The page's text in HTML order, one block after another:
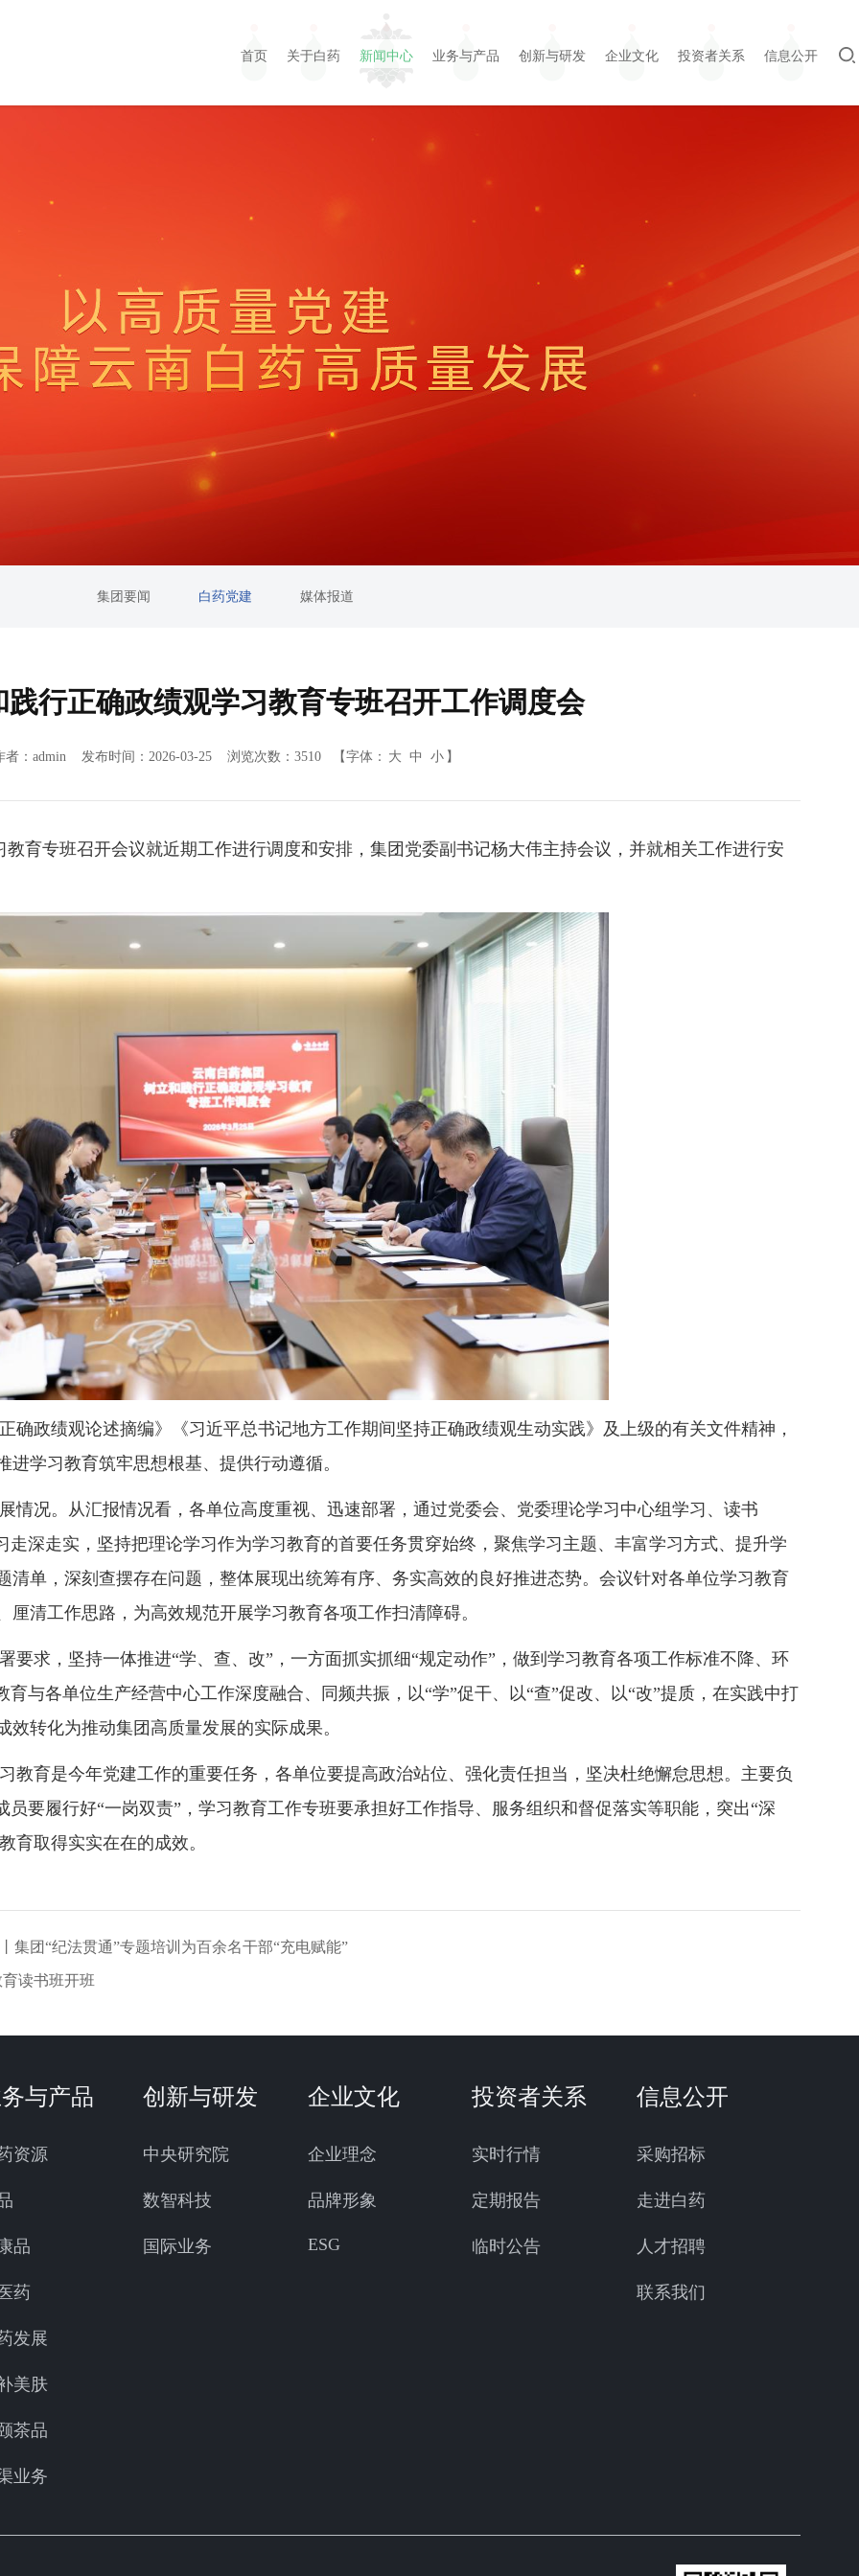
首页 关于白药 新闻中心 业务与产品 创新与研发 企业文化 投资者关系 信息公开
集团要闻 白药党建 媒体报道
践行正确政绩观学习教育专班召开工作调度会
者：admin 发布时间：2026-03-25 浏览次数：3510 【字体： 大 中 小 】
专班召开会议就近期工作进行调度和安排，集团党委副书记杨大伟主持会议，并就相关工作进行安
确政绩观论述摘编》《习近平总书记地方工作期间坚持正确政绩观生动实践》及上级的有关文件精神，
学习教育筑牢思想根基、提供行动遵循。
情况。从汇报情况看，各单位高度重视、迅速部署，通过党委会、党委理论学习中心组学习、读书
走深走实，坚持把理论学习作为学习教育的首要任务贯穿始终，聚焦学习主题、丰富学习方式、提升学
清单，深刻查摆存在问题，整体展现出统筹有序、务实高效的良好推进态势。会议针对各单位学习教育
清工作思路，为高效规范开展学习教育各项工作扫清障碍。
要求，坚持一体推进“学、查、改”，一方面抓实抓细“规定动作”，做到学习教育各项工作标准不降、环
与各单位生产经营中心工作深度融合、同频共振，以“学”促干、以“查”促改、以“改”提质，在实践中打
转化为推动集团高质量发展的实际成果。
教育是今年党建工作的重要任务，各单位要提高政治站位、强化责任担当，坚决杜绝懈怠思想。主要负
要履行好“一岗双责”，学习教育工作专班要承担好工作指导、服务组织和督促落实等职能，突出“深
育取得实实在在的成效。
集团“纪法贯通”专题培训为百余名干部“充电赋能”
读书班开班
与产品
资源
品
药
发展
美肤
茶品
业务
创新与研发
中央研究院
数智科技
国际业务
企业文化
企业理念
品牌形象
ESG
投资者关系
实时行情
定期报告
临时公告
信息公开
采购招标
走进白药
人才招聘
联系我们